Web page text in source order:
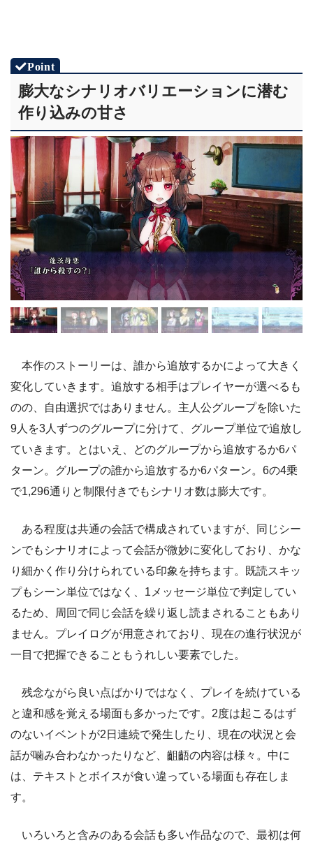
膨大なシナリオバリエーションに潜む
作り込みの甘さ
本作のストーリーは、誰から追放するかによって大きく
変化していきます。追放する相手はプレイヤーが選べるも
のの、自由選択ではありません。主人公グループを除いた
9人を3人ずつのグループに分けて、グループ単位で追放し
ていきます。とはいえ、どのグループから追放するか6パ
ターン。グループの誰から追放するか6パターン。6の4乗
で1,296通りと制限付きでもシナリオ数は膨大です。
ある程度は共通の会話で構成されていますが、同じシー
ンでもシナリオによって会話が微妙に変化しており、かな
り細かく作り分けられている印象を持ちます。既読スキッ
プもシーン単位ではなく、1メッセージ単位で判定してい
るため、周回で同じ会話を繰り返し読まされることもあり
ません。プレイログが用意されており、現在の進行状況が
一目で把握できることもうれしい要素でした。
残念ながら良い点ばかりではなく、プレイを続けている
と違和感を覚える場面も多かったです。2度は起こるはず
のないイベントが2日連続で発生したり、現在の状況と会
話が噛み合わなかったりなど、齟齬の内容は様々。中に
は、テキストとボイスが食い違っている場面も存在しま
す。
いろいろと含みのある会話も多い作品なので、最初は何